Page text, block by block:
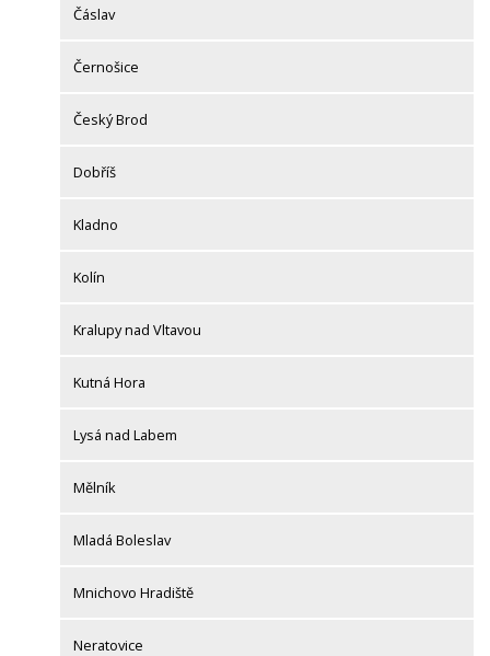
Čáslav
Černošice
Český Brod
Dobříš
Kladno
Kolín
Kralupy nad Vltavou
Kutná Hora
Lysá nad Labem
Mělník
Mladá Boleslav
Mnichovo Hradiště
Neratovice